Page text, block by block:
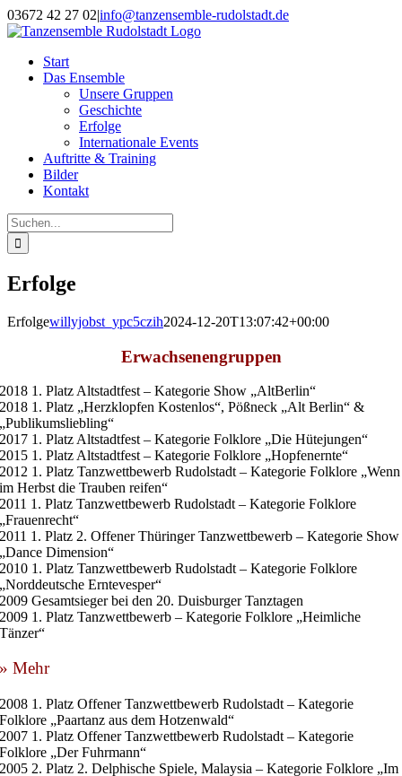
Zum
Inhalt
03672 42 27 02|info@tanzensemble-rudolstadt.de
Facebook
Start
Das Ensemble
Unsere Gruppen
Geschichte
Erfolge
Internationale Events
Auftritte & Training
Bilder
Kontakt
Suche
nach:
Erfolge
Erfolgewillyjobst_ypc5czih2024-12-20T13:07:42+00:00
Erwachsenengruppen
2018 1. Platz Altstadtfest – Kategorie Show „AltBerlin“
2018 1. Platz „Herzklopfen Kostenlos“, Pößneck „Alt Berlin“ &
„Publikumsliebling“
2017 1. Platz Altstadtfest – Kategorie Folklore „Die Hütejungen“
2015 1. Platz Altstadtfest – Kategorie Folklore „Hopfenernte“
2012 1. Platz Tanzwettbewerb Rudolstadt – Kategorie Folklore „Wenn
im Herbst die Trauben reifen“
2011 1. Platz Tanzwettbewerb Rudolstadt – Kategorie Folklore
„Frauenrecht“
2011 1. Platz 2. Offener Thüringer Tanzwettbewerb – Kategorie Show
„Dance Dimension“
2010 1. Platz Tanzwettbewerb Rudolstadt – Kategorie Folklore
„Norddeutsche Erntevesper“
2009 Gesamtsieger bei den 20. Duisburger Tanztagen
2009 1. Platz Tanzwettbewerb – Kategorie Folklore „Heimliche
Tänzer“
» Mehr
2008 1. Platz Offener Tanzwettbewerb Rudolstadt – Kategorie
Folklore „Paartanz aus dem Hotzenwald“
2007 1. Platz Offener Tanzwettbewerb Rudolstadt – Kategorie
Folklore „Der Fuhrmann“
2005 2. Platz 2. Delphische Spiele, Malaysia – Kategorie Folklore „Im